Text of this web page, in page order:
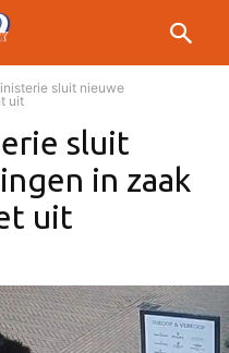
sluit nieuwe
uit
sluit
in zaak
uit